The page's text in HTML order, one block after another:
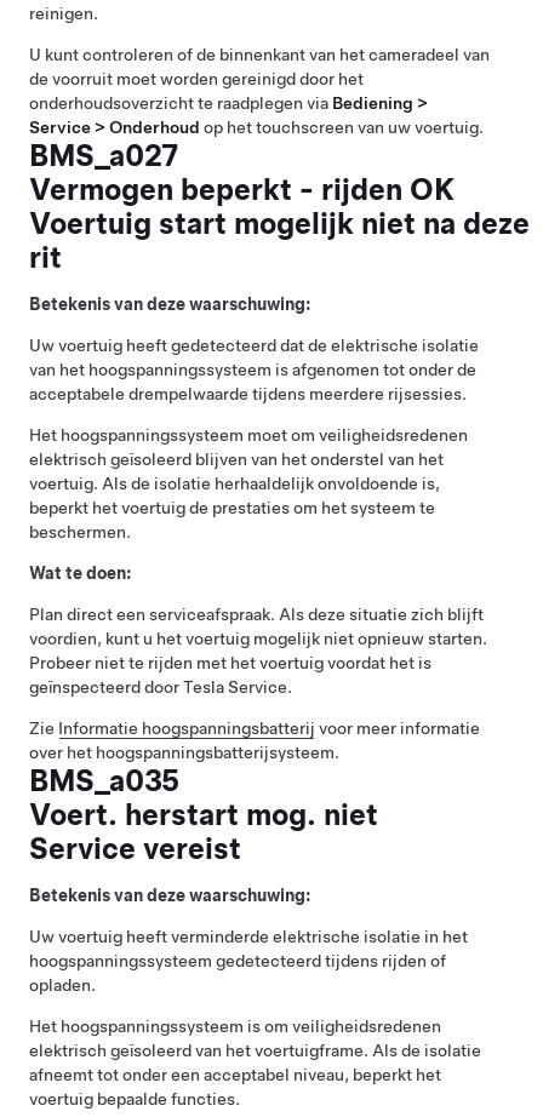
reinigen.
U kunt controleren of de binnenkant van het cameradeel van
de voorruit moet worden gereinigd door het
onderhoudsoverzicht te raadplegen via Bediening >
Service > Onderhoud op het touchscreen van uw voertuig.
BMS_a027
Vermogen beperkt - rijden OK
Voertuig start mogelijk niet na deze
rit
Betekenis van deze waarschuwing:
Uw voertuig heeft gedetecteerd dat de elektrische isolatie
van het hoogspanningssysteem is afgenomen tot onder de
acceptabele drempelwaarde tijdens meerdere rijsessies.
Het hoogspanningssysteem moet om veiligheidsredenen
elektrisch geïsoleerd blijven van het onderstel van het
voertuig. Als de isolatie herhaaldelijk onvoldoende is,
beperkt het voertuig de prestaties om het systeem te
beschermen.
Wat te doen:
Plan direct een serviceafspraak. Als deze situatie zich blijft
voordien, kunt u het voertuig mogelijk niet opnieuw starten.
Probeer niet te rijden met het voertuig voordat het is
geïnspecteerd door Tesla Service.
Zie Informatie hoogspanningsbatterij voor meer informatie
over het hoogspanningsbatterijsysteem.
BMS_a035
Voert. herstart mog. niet
Service vereist
Betekenis van deze waarschuwing:
Uw voertuig heeft verminderde elektrische isolatie in het
hoogspanningssysteem gedetecteerd tijdens rijden of
opladen.
Het hoogspanningssysteem is om veiligheidsredenen
elektrisch geïsoleerd van het voertuigframe. Als de isolatie
afneemt tot onder een acceptabel niveau, beperkt het
voertuig bepaalde functies.